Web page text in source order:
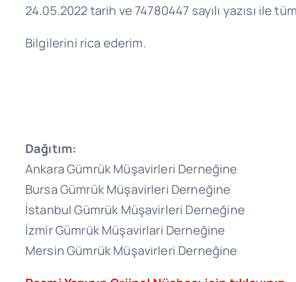
24.05.2022 tarih ve 74780447 sayılı yazısı ile
Bilgilerini rica ederim.
Dağıtım:
Ankara Gümrük Müşavirleri Derneğine
Bursa Gümrük Müşavirleri Derneğine
İstanbul Gümrük Müşavirleri Derneğine
İzmir Gümrük Müşavirlari Derneğine
Mersin Gümrük Müşavirleri Derneğine